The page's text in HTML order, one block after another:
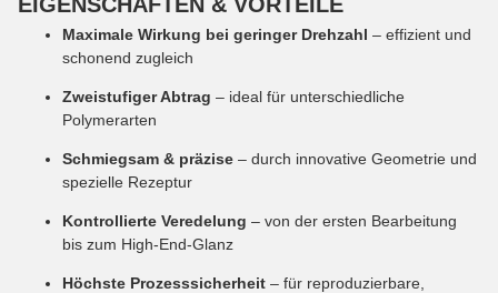
Maximale Wirkung bei geringer Drehzahl – effizient und
schonend zugleich
Zweistufiger Abtrag – ideal für unterschiedliche
Polymerarten
Schmiegsam & präzise – durch innovative Geometrie und
spezielle Rezeptur
Kontrollierte Veredelung – von der ersten Bearbeitung
bis zum High-End-Glanz
Höchste Prozesssicherheit – für reproduzierbare,